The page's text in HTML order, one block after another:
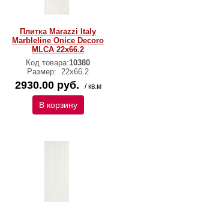
Плитка Marazzi Italy
Marbleline Onice Decoro
MLCA 22х66.2
Код товара:10380
Размер: 22х66.2
2930.00 руб. / кв.м
В корзину